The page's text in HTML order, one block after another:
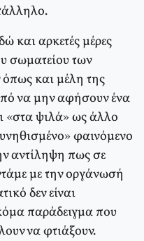
και αρκετές μέρες
σωματείου των
και μέλη της
να μην αφήσουν ένα
«στα ψιλά» ως άλλο
φαινόμενο
αντίληψη πως σε
με την οργάνωσή
δεν είναι
παράδειγμα που
να φτιάξουν.